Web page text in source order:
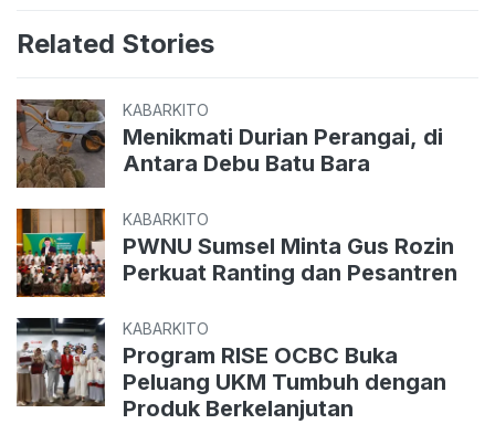
Related Stories
KABARKITO
Menikmati Durian Perangai, di
Antara Debu Batu Bara
KABARKITO
PWNU Sumsel Minta Gus Rozin
Perkuat Ranting dan Pesantren
KABARKITO
Program RISE OCBC Buka
Peluang UKM Tumbuh dengan
Produk Berkelanjutan